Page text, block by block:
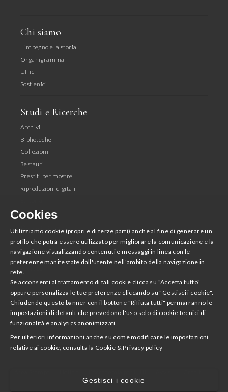
Chi siamo
L'impegno e la storia
Organigramma
Uffici
Sostienici
Studi e Ricerche
Archivi
Biblioteche
Collezioni
Restauri
Prestiti per mostre
Riproduzioni digitali
Seguici
Facebook
Instagram
Twitter
Scarica la App
Accademia Nazionale di San Luca
Cookies
Utilizziamo cookie (propri e di terze parti) anche al fine di generare un
profilo che potrà essere utilizzato per migliorare la comunicazione e la
navigazione visualizzando contenuti e messaggi in linea con le
preferenze manifestate dall'utente nell'ambito della navigazione in
rete.
Se acconsenti al trattamento di tali cookie clicca su "Accetta tutto"
oppure personalizza le tue preferenze cliccando su "Gestisci i cookie".
Chiudendo questo banner con il bottone "Rifiuta tutti" permarranno le
impostazioni di default che prevedono l'uso solo di cookie tecnici di
funzionalità e analytics anonimizzati
Per ulteriori informazioni anche su come modificare le impostazioni
relative ai cookie, consulta la Cookie & Privacy policy
Gestisci i cookie